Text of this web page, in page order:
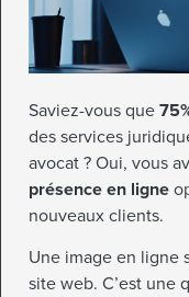
Saviez-vous que
des services
avocat ? Oui, vous
présence en ligne
nouveaux clients.
Une image en ligne
site web. C’est une